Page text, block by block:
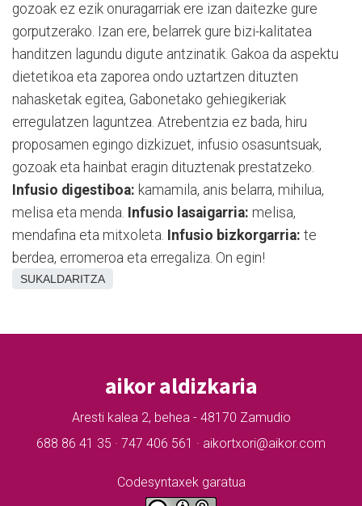
gozoak ez ezik onuragarriak ere izan daitezke gure
gorputzerako. Izan ere, belarrek gure bizi-kalitatea
handitzen lagundu digute antzinatik. Gakoa da aspektu
dietetikoa eta zaporea ondo uztartzen dituzten
nahasketak egitea, Gabonetako gehiegikeriak
erregulatzen laguntzea. Atrebentzia ez bada, hiru
proposamen egingo dizkizuet, infusio osasuntsuak,
gozoak eta hainbat eragin dituztenak prestatzeko.
Infusio digestiboa: kamamila, anis belarra, mihilua,
melisa eta menda. Infusio lasaigarria: melisa,
mendafina eta mitxoleta. Infusio bizkorgarria: te
berdea, erromeroa eta erregaliza. On egin!
SUKALDARITZA
aikor aldizkaria
Aresti kalea 2, behea - 48170 Zamudio
688 86 41 35 · 747 406 561 · aikortxori@aikor.com
Codesyntaxek garatua